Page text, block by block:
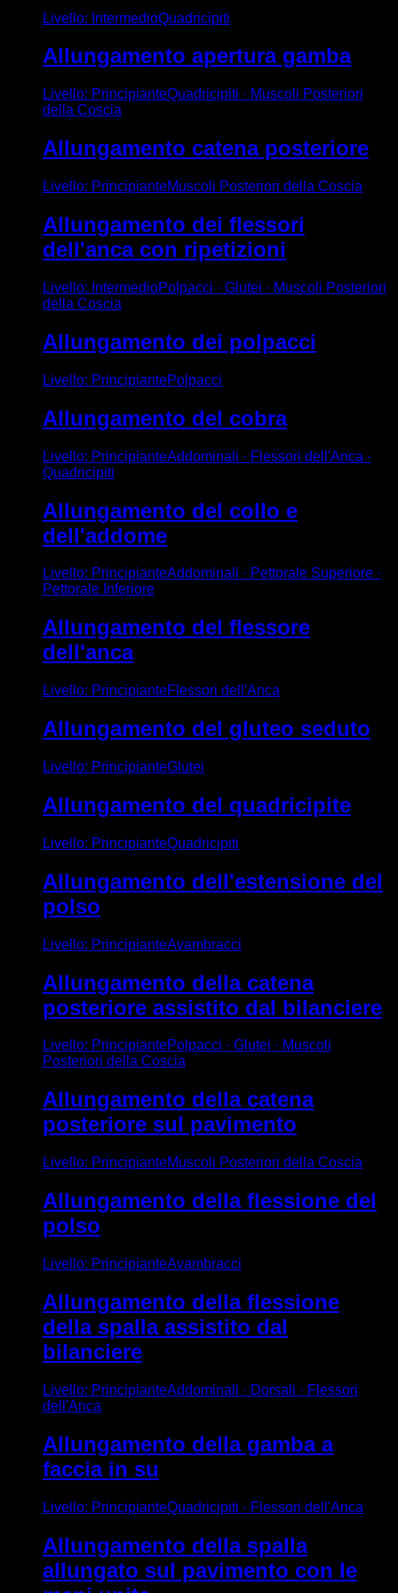
Livello: IntermedioQuadricipiti
Allungamento apertura gamba
Livello: PrincipianteQuadricipiti · Muscoli Posteriori
della Coscia
Allungamento catena posteriore
Livello: PrincipianteMuscoli Posteriori della Coscia
Allungamento dei flessori
dell'anca con ripetizioni
Livello: IntermedioPolpacci · Glutei · Muscoli Posteriori
della Coscia
Allungamento dei polpacci
Livello: PrincipiantePolpacci
Allungamento del cobra
Livello: PrincipianteAddominali · Flessori dell'Anca ·
Quadricipiti
Allungamento del collo e
dell'addome
Livello: PrincipianteAddominali · Pettorale Superiore ·
Pettorale Inferiore
Allungamento del flessore
dell'anca
Livello: PrincipianteFlessori dell'Anca
Allungamento del gluteo seduto
Livello: PrincipianteGlutei
Allungamento del quadricipite
Livello: PrincipianteQuadricipiti
Allungamento dell'estensione del
polso
Livello: PrincipianteAvambracci
Allungamento della catena
posteriore assistito dal bilanciere
Livello: PrincipiantePolpacci · Glutei · Muscoli
Posteriori della Coscia
Allungamento della catena
posteriore sul pavimento
Livello: PrincipianteMuscoli Posteriori della Coscia
Allungamento della flessione del
polso
Livello: PrincipianteAvambracci
Allungamento della flessione
della spalla assistito dal
bilanciere
Livello: PrincipianteAddominali · Dorsali · Flessori
dell'Anca
Allungamento della gamba a
faccia in su
Livello: PrincipianteQuadricipiti · Flessori dell'Anca
Allungamento della spalla
allungato sul pavimento con le